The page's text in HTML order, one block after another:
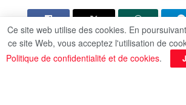
Le canal de Suez a accueilli pour la
Ce site web utilise des cookies. En
ce site Web, vous acceptez l'utilisation de
Politique de confidentialité et de cookies.